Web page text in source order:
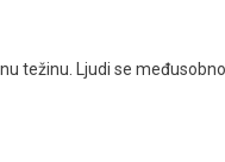
težinu. Ljudi se